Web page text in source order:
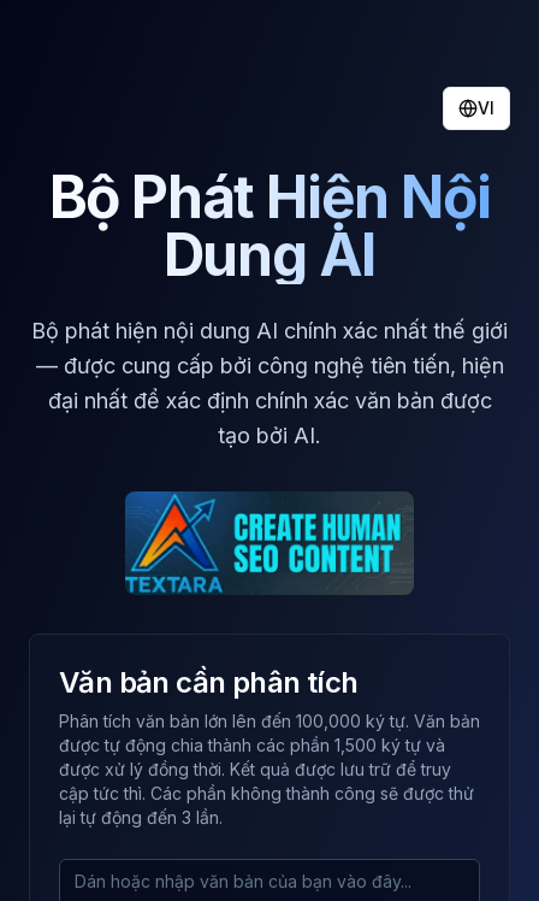
VI
Bộ Phát Hiện Nội
Dung AI
Bộ phát hiện nội dung AI chính xác nhất thế giới
— được cung cấp bởi công nghệ tiên tiến, hiện
đại nhất để xác định chính xác văn bản được
tạo bởi AI.
Văn bản cần phân tích
Phân tích văn bản lớn lên đến 100,000 ký tự. Văn bản
được tự động chia thành các phần 1,500 ký tự và
được xử lý đồng thời. Kết quả được lưu trữ để truy
cập tức thì. Các phần không thành công sẽ được thử
lại tự động đến 3 lần.